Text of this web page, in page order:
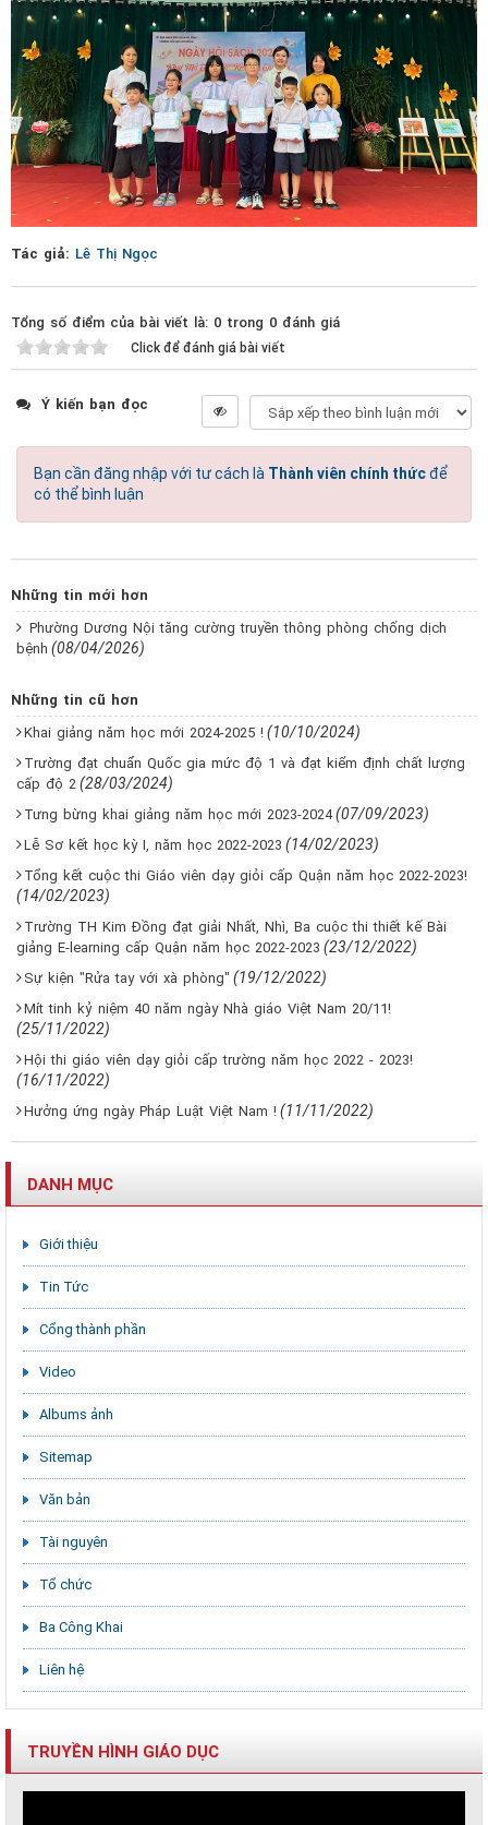
Tác giả: Lê Thị Ngọc
Tổng số điểm của bài viết là: 0 trong 0 đánh giá
Click để đánh giá bài viết
Ý kiến bạn đọc
Bạn cần đăng nhập với tư cách là Thành viên chính thứcđể
có thể bình luận
Những tin mới hơn
Phường Dương Nội tăng cường truyền thông phòng chống dịch
bệnh (08/04/2026)
Những tin cũ hơn
Khai giảng năm học mới 2024-2025 ! (10/10/2024)
Trường đạt chuẩn Quốc gia mức độ 1 và đạt kiểm định chất lượng
cấp độ 2 (28/03/2024)
Tưng bừng khai giảng năm học mới 2023-2024 (07/09/2023)
Lễ Sơ kết học kỳ I, năm học 2022-2023 (14/02/2023)
Tổng kết cuộc thi Giáo viên dạy giỏi cấp Quận năm học 2022-2023!
(14/02/2023)
Trường TH Kim Đồng đạt giải Nhất, Nhì, Ba cuộc thi thiết kế Bài
giảng E-learning cấp Quận năm học 2022-2023 (23/12/2022)
Sự kiện "Rửa tay với xà phòng" (19/12/2022)
Mít tinh kỷ niệm 40 năm ngày Nhà giáo Việt Nam 20/11!
(25/11/2022)
Hội thi giáo viên dạy giỏi cấp trường năm học 2022 - 2023!
(16/11/2022)
Hưởng ứng ngày Pháp Luật Việt Nam ! (11/11/2022)
DANH MỤC
Giới thiệu
Tin Tức
Cổng thành phần
Video
Albums ảnh
Sitemap
Văn bản
Tài nguyên
Tổ chức
Ba Công Khai
Liên hệ
TRUYỀN HÌNH GIÁO DỤC